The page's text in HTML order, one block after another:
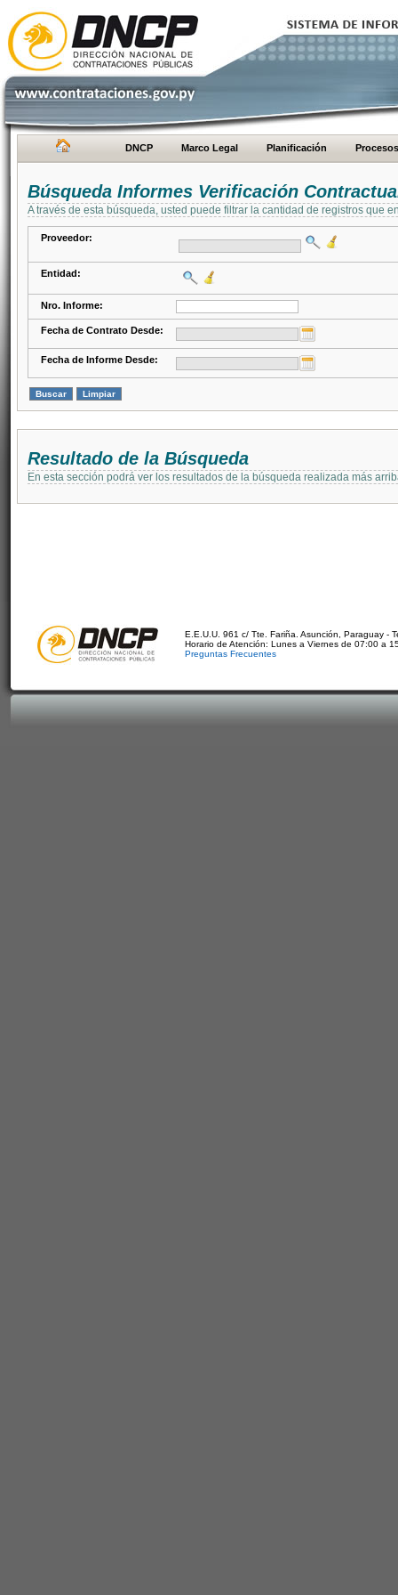
DNCP Marco Legal Planificación Procesos
Búsqueda Informes Verificación
A través de esta búsqueda, usted puede filtrar la cantidad de registros que
Proveedor:
Entidad:
Nro. Informe:
Fecha de Contrato Desde:
Fecha de Informe Desde:
Resultado de la Búsqueda
En esta sección podrá ver los resultados de la búsqueda realizada más
E.E.U.U. 961 c/ Tte. Fariña. Asunción, Paraguay -
Horario de Atención: Lunes a Viernes de 07:00 a
Preguntas Frecuentes